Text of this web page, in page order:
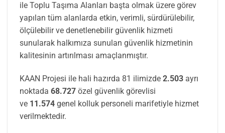
ile Toplu Taşıma Alanları başta olmak üzere görev
yapılan tüm alanlarda etkin, verimli, sürdürülebilir,
ölçülebilir ve denetlenebilir güvenlik hizmeti
sunularak halkımıza sunulan güvenlik hizmetinin
kalitesinin artırılması amaçlanmıştır.
KAAN Projesi ile hali hazırda 81 ilimizde 2.503 ayrı
noktada 68.727 özel güvenlik görevlisi
ve 11.574 genel kolluk personeli marifetiyle hizmet
verilmektedir.